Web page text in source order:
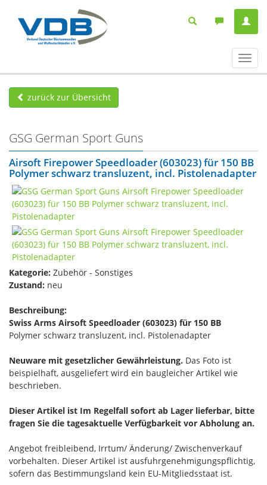
ein-/
zurück zur Übersicht
GSG German Sport Guns
Airsoft Firepower Speedloader (603023) für 150 BB
Polymer schwarz transluzent, incl. Pistolenadapter
Kategorie: Zubehör - Sonstiges
Zustand: neu
Beschreibung:
Swiss Arms Airsoft Speedloader (603023) für 150 BB
Polymer schwarz transluzent, incl. Pistolenadapter
Neuware mit gesetzlicher Gewährleistung. Das Foto ist
beispielhaft, ausgeliefert wird ein baugleicher Artikel wie
beschrieben.
Dieser Artikel ist Im Regelfall sofort ab Lager lieferbar, bitte
fragen Sie die tagesaktuelle Verfügbarkeit vor Abholung an.
Angebot freibleibend, Irrtum/ Änderung/ Zwischenverkauf
vorbehalten. Dieser Artikel ist ausfuhrgenehmigungspflichtig,
sofern das Bestimmungsland kein EU-Mitgliedsstaat ist.